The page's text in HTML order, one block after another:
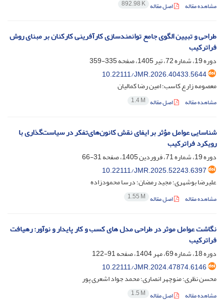
مشاهده مقاله اصل مقاله 892.98 K
طراحی و تبیین الگوی جامع توانمندسازی کارآفرینی کارکنان بر مبنای روش
فراترکیب
دوره 19، شماره 72، تیر 1405، صفحه
335-359
10.22111/JMR.2026.40433.5644
معصومه زارع کاسب؛ امین رضا کمالیان
مشاهده مقاله اصل مقاله 1.4 M
شناسایی عوامل مؤثر بر ایفای نقش‌ کانون‌های‌تفکر در سیاست‌گذاری با
رویکرد فراترکیب
دوره 19، شماره 71، فروردین 1405، صفحه
31-66
10.22111/JMR.2025.52243.6397
علیرضا بوشهری؛ مجید رمضان؛ درسا محمودزاده
مشاهده مقاله اصل مقاله 1.55 M
نگاشت عوامل موثر در طراحی مدل های کسب و کار پایدار و نوآور: رهیافت
فراترکیب
دوره 18، شماره 69، مهر 1404، صفحه
91-122
10.22111/JMR.2024.47874.6146
محسن نظری؛ منوچهر انصاری؛ محمد جواد اشعری پور
مشاهده مقاله اصل مقاله 1.5 M